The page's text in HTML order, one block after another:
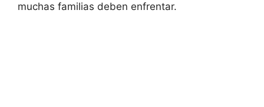
muchas familias deben enfrentar.